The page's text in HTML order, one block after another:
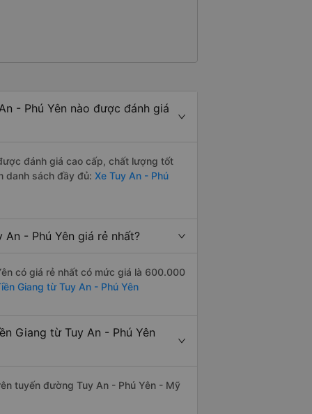
- Phú Yên nào được đánh giá
đánh giá cao cấp, chất lượng tốt
danh sách đầy đủ: Xe Tuy An - Phú
- Phú Yên giá rẻ nhất?
có giá rẻ nhất có mức giá là 600.000
Giang từ Tuy An - Phú Yên
Giang từ Tuy An - Phú Yên
tuyến đường Tuy An - Phú Yên - Mỹ